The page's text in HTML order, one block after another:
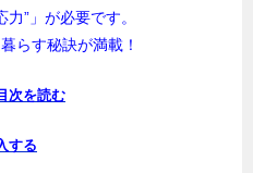
力”」が必要です。
らす秘訣が満載！
次を読む
する